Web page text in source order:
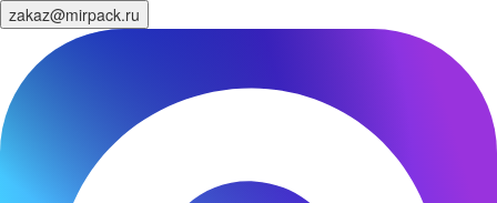
zakaz@mirpack.ru